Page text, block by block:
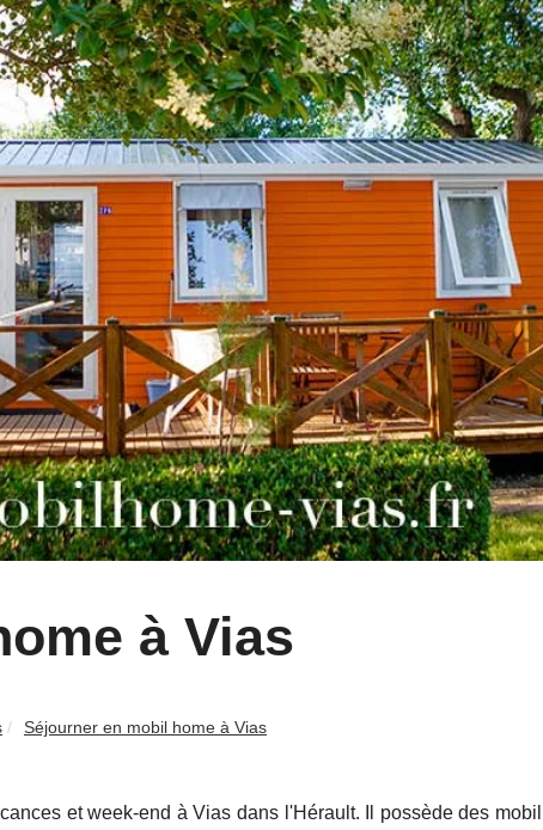
à Vias
Séjourner en mobil home à Vias
et week-end à Vias dans l'Hérault. Il possède des mobil